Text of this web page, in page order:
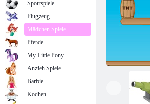
Sportspiele
Flugzeug
Mädchen Spiele
Pferde
My Little Pony
Anzieh Spiele
Barbie
Kochen